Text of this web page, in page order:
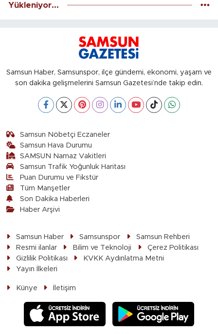
Yükleniyor...
Samsun Haber, Samsunspor, ilçe gündemi, ekonomi, yaşam ve
son dakika gelişmelerini Samsun Gazetesi’nde takip edin.
Samsun Nöbetçi Eczaneler
Samsun Hava Durumu
SAMSUN Namaz Vakitleri
Samsun Trafik Yoğunluk Haritası
Puan Durumu ve Fikstür
Tüm Manşetler
Son Dakika Haberleri
Haber Arşivi
Samsun Haber Samsunspor
Samsun Rehberi
Resmi ilanlar
Bilim ve Teknoloji
Çerez Politikası
Gizlilik Politikası
KVKK Aydınlatma Metni
Yayın İlkeleri
Künye İletişim